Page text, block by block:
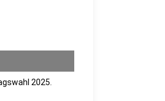
2025.